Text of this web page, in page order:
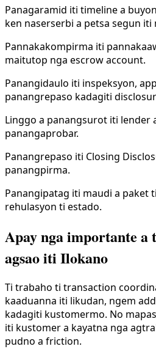
Panagaramid iti timeline a
ken naserserbi a petsa segun
Pannakakompirma iti
maitutop nga escrow account.
Panangidaulo iti inspeksyon,
panangrepaso kadagiti
Linggo a panangsurot iti lender
panangaprobar.
Panangrepaso iti Closing
panangpirma.
Panangipatag iti maudi a paket
rehulasyon ti estado.
Apay nga importante
agsao iti Ilokano
Ti trabaho ti transaction
kaaduanna iti likudan, ngem
kadagiti kustomermo. No
iti kustomer a kayatna nga
pudno a friction.